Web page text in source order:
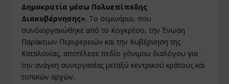
Δημοκρατία μέσω Πολυεπίπεδης
Διακυβέρνησης». Το σεμινάριο, που
συνδιοργανώθηκε από το Κογκρέσο, την Ένωση
Παράκτιων Περιφερειών και την Κυβέρνηση της
Καταλονίας, αποτέλεσε πεδίο γόνιμου διαλόγου για
την ανάγκη συνεργασίας μεταξύ κεντρικού κράτους και
τοπικών αρχών.